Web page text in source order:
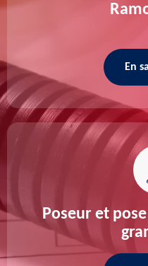
En
Poseur et